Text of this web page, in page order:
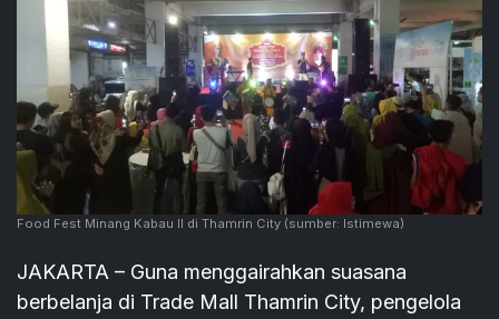
Food Fest Minang Kabau II di Thamrin City (sumber: Istimewa)
JAKARTA – Guna menggairahkan suasana
berbelanja di Trade Mall Thamrin City, pengelola